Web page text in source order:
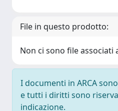
File in questo prodotto:
Non ci sono file
I documenti in ARCA
e tutti i diritti sono
indicazione.